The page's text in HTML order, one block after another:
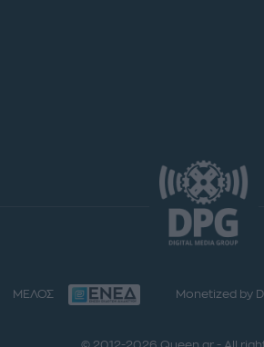
ΜΕΛΟΣ Monetized by